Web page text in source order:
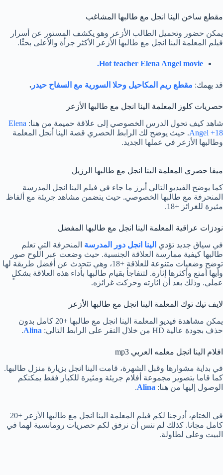
مقطع ساخن الينا انجل مع طالبها المشاغب
يمكن حضور وتحميل الطالب الأزعر وهو يكشف المستور عن أسرار
فيلم المعلمة الينا انجل مع طالبها الأزعر الأكثر جرأة والأعلى بحثًا.
Hot teacher Elena Angel movie.
قد يهمك: مقطع ريم المكاحيل وحلا السورية مع السفاح حيدر .
حصريات كلوز المعلمة الينا انجل مع طالبها الأزعر
شاهد كيف تحول الدرس الخصوصي إلى علاقة حميمة من هنا: Elena
Angel +18. حيث يوضح لك الرابط الحصري قصة الينا أنجل المعلمة
وطالبها الأزعر في عملها الجديد.
ميقا حصري المعلمة الينا انجل مع طالبها الرزيل
كما يوضح الفيديو التالي أبرز ما جاء في فيلم الينا انجل المدرسة
المنحرفة مع طالبها الخصوصي. حيث يتضمن مشاهد جريئة مع ألفاظ
مثيرة للغرائز +18.
نودزات عراقية المعلمة الينا انجل مع طالبها المفضل
في سياق جديد تؤدي الينا انجل دور المدرسة المنحرفة التي تعلم
طالبها كيفية ممارسة العلاقة الجنسية. حيث وضعت عبر اللوح صور
توضح وضعيات متنوعة للعلاقة +18، وهي تتحدث عن أفضل طريقة لها
وأيها أمتع وأكثرها إثارة. لتتفاجأ بقيام طالبها بأداء هذه العلاقة بشكلٍ
عملي. وذلك بعد أن اثارته وحركت غرائزه.
لايف تيك توك المعلمة الينا انجل مع طالبها الأزعر
يمكن مشاهدة فيديو المعلمة الينا انجل مع طالبها +20 كامل بدون
حذف بجودة عالية HD من خلال النقر على الرابط التالي:
Alina
.
افلام الينا انجل معلمه العربي mp3
في بداية مشوارها وقبل الشهرة، قامت الينا انجل بزيارة منزل طالبها.
كما قاما بتصوير مجموعة أفلام جريئة ومثيرة للكبار فقط يمكنكم
الوصول إليها من هنا: Alina
.
في الختام، أدرجنا لكم فيلم المعلمة الينا انجل مع طالبها الأزعر +20
كامل مجانا. كذلك لم ننس أن نرفق لكم حصريات رومانسية لهما في
البيت وعلى لطاولة.